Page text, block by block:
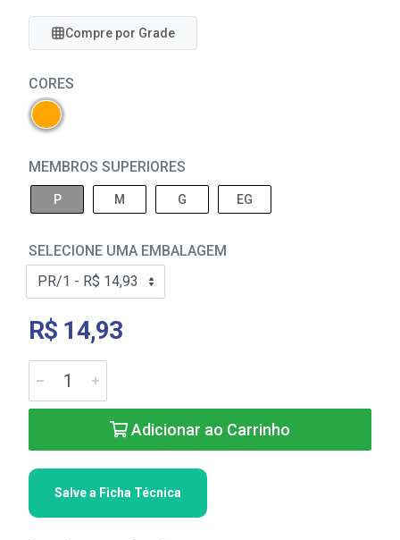
Compre por Grade
CORES
MEMBROS SUPERIORES
P M G EG
SELECIONE UMA EMBALAGEM
R$ 14,93
Adicionar ao Carrinho
Salve a Ficha Técnica